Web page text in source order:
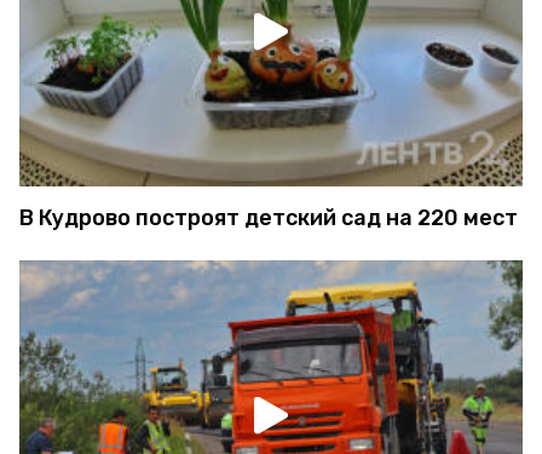
В Кудрово построят детский сад на 220 мест